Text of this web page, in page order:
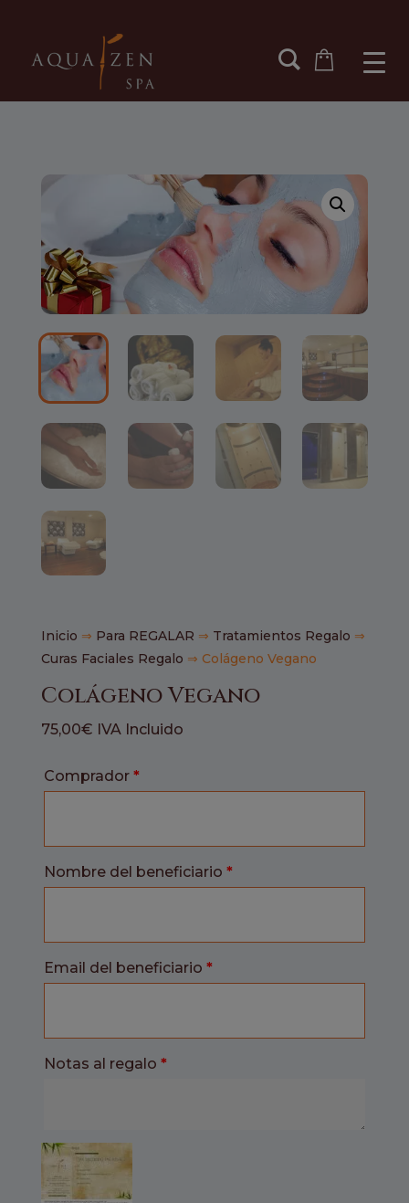
Inicio ⇒ Para REGALAR ⇒ Tratamientos Regalo ⇒
Curas Faciales Regalo ⇒ Colágeno Vegano
Colágeno Vegano
75,00€ IVA Incluido
Comprador *
Nombre del beneficiario *
Email del beneficiario *
Notas al regalo *